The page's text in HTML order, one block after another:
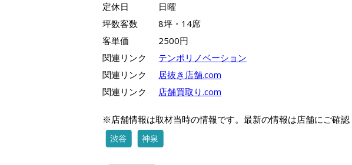
定休日
日曜
坪数客数
8坪・14席
客単価
2500円
関連リンク
テンポリノベーション
関連リンク
居抜き店舗.com
関連リンク
店舗買取り.com
※店舗情報は取材当時の情報です。最新の情報は店舗にご確認
渋谷 神泉